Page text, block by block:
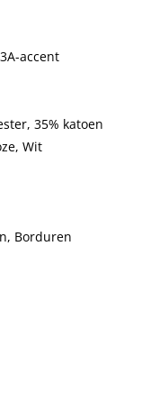
accent
35% katoen
Wit
Borduren